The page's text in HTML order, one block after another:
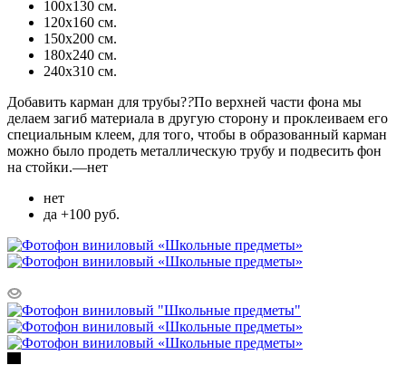
100х130 см.
120х160 см.
150х200 см.
180х240 см.
240х310 см.
Добавить карман для трубы??По верхней части фона мы
делаем загиб материала в другую сторону и проклеиваем его
специальным клеем, для того, чтобы в образованный карман
можно было продеть металлическую трубу и подвесить фон
на стойки.—нет
нет
да +100 руб.